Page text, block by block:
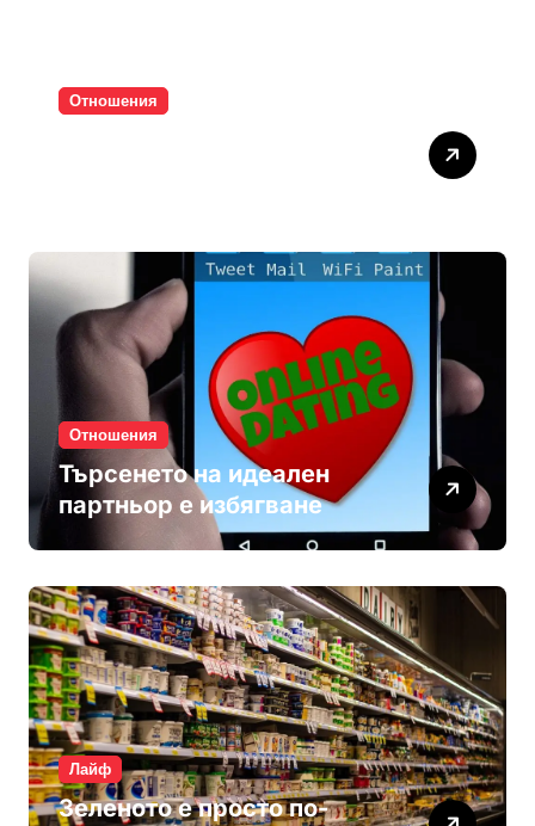
Отношения
Отношения
Търсенето на идеален
партньор е избягване
Лайф
Зеленото е просто по-